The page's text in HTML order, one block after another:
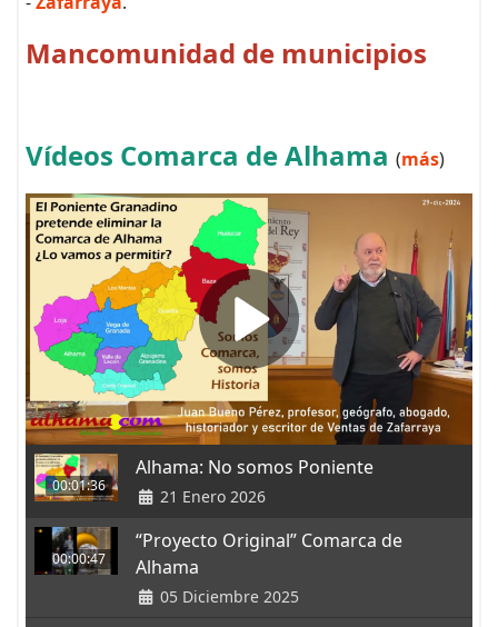
Mancomunidad de municipios
Vídeos Comarca de Alhama (más)
00:01:36
Alhama: No somos Poniente
21 Enero 2026
00:00:47
“Proyecto Original” Comarca de
Alhama
05 Diciembre 2025